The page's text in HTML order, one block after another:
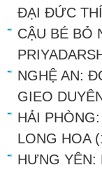
ĐẠI ĐỨC
CẬU BÉ BỎ
NGHỆ AN:
GIEO
HẢI
LONG HOA
HƯNG YÊN: